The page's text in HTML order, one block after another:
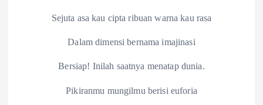
Sejuta asa kau cipta ribuan warna kau rasa
Dalam dimensi bernama imajinasi
Bersiap! Inilah saatnya menatap dunia.
Pikiranmu mungilmu berisi euforia